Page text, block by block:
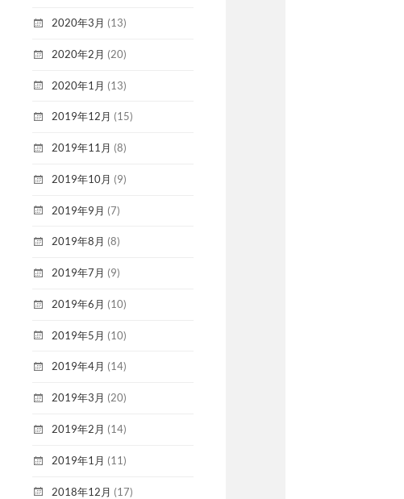
2020年3月 (13)
2020年2月 (20)
2020年1月 (13)
2019年12月 (15)
2019年11月 (8)
2019年10月 (9)
2019年9月 (7)
2019年8月 (8)
2019年7月 (9)
2019年6月 (10)
2019年5月 (10)
2019年4月 (14)
2019年3月 (20)
2019年2月 (14)
2019年1月 (11)
2018年12月 (17)